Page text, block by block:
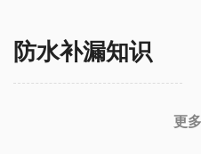
防水补漏知识
更